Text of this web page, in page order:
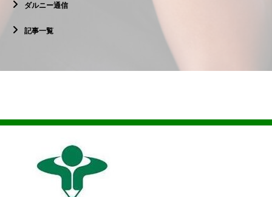
ダルニー通信
記事一覧